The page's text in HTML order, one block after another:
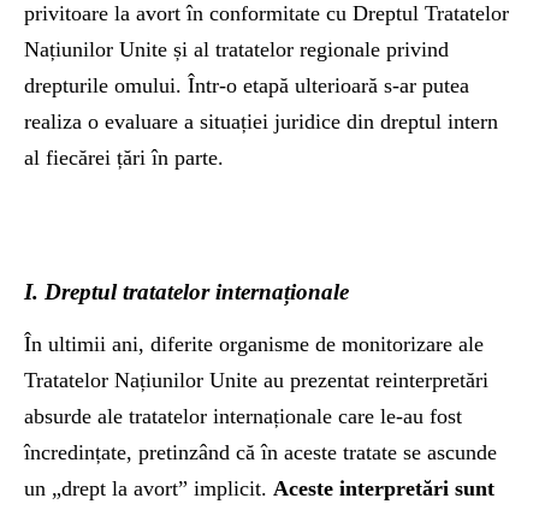
privitoare la avort în conformitate cu Dreptul Tratatelor
Națiunilor Unite și al tratatelor regionale privind
drepturile omului. Într-o etapă ulterioară s-ar putea
realiza o evaluare a situației juridice din dreptul intern
al fiecărei țări în parte.
I. Dreptul tratatelor internaționale
În ultimii ani, diferite organisme de monitorizare ale
Tratatelor Națiunilor Unite au prezentat reinterpretări
absurde ale tratatelor internaționale care le-au fost
încredințate, pretinzând că în aceste tratate se ascunde
un „drept la avort” implicit. Aceste interpretări sunt